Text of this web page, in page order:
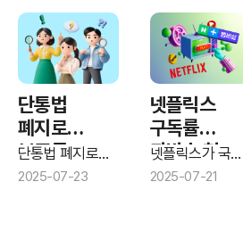
유튜브로
시청하는 것으로
나타났다.
달리고 있다.
단통법
폐지로
보조금
늘어나면 3명
단통법 폐지로
통신사 간 보조금
2025-07-23
넷플릭스
구독률
과반수 첫
돌파...신의 한
넷플릭스가 국내
OTT 시장에서
2025-07-21